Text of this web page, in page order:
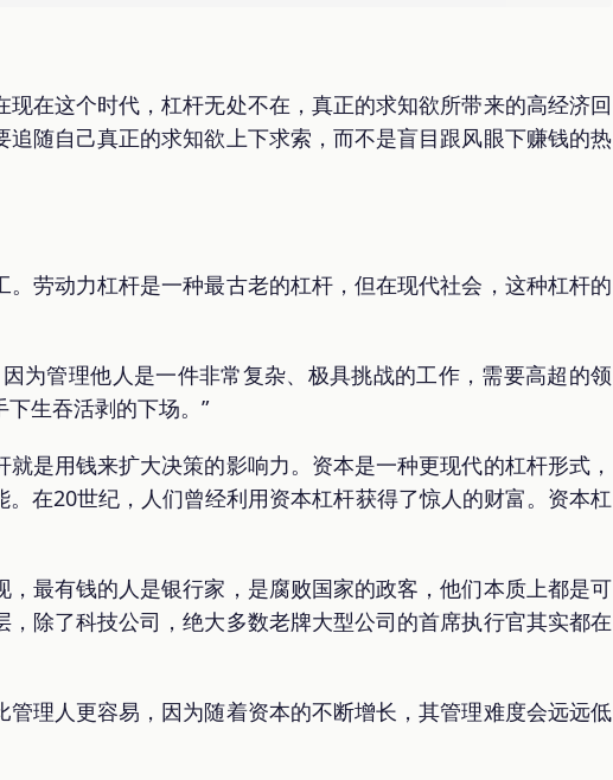
现在这个时代，杠杆无处不在，真正的求知欲所带来的高经济回
随自己真正的求知欲上下求索，而不是盲目跟风眼下赚钱的热
劳动力杠杆是一种最古老的杠杆，但在现代社会，这种杠杆的
为管理他人是一件非常复杂、极具挑战的工作，需要高超的领
生吞活剥的下场。”
是用钱来扩大决策的影响力。资本是一种更现代的杠杆形式，
在20世纪，人们曾经利用资本杠杆获得了惊人的财富。资本杠
最有钱的人是银行家，是腐败国家的政客，他们本质上都是可
除了科技公司，绝大多数老牌大型公司的首席执行官其实都在
理人更容易，因为随着资本的不断增长，其管理难度会远远低